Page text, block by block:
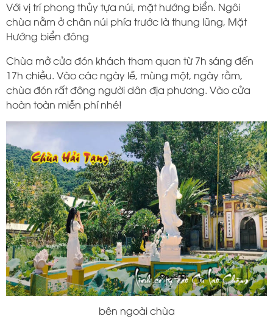
Với vị trí phong thủy tựa núi, mặt hướng biển. Ngôi
chùa nằm ở chân núi phía trước là thung lũng, Mặt
Hướng biển đông
Chùa mở cửa đón khách tham quan từ 7h sáng đến
17h chiều. Vào các ngày lễ, mùng một, ngày rằm,
chùa đón rất đông người dân địa phương. Vào cửa
hoàn toàn miễn phí nhé!
bên ngoài chùa